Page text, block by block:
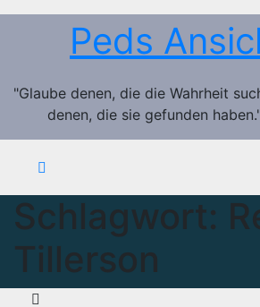
Zum
Peds
"Glaube denen, die die Wahrheit
denen, die sie gefunden
Schlagwort:
Tillerson